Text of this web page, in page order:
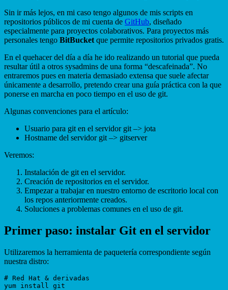
Sin ir más lejos, en mi caso tengo algunos de mis scripts en
repositorios públicos de mi cuenta de GitHub, diseñado
especialmente para proyectos colaborativos. Para proyectos más
personales tengo BitBucket que permite repositorios privados gratis.
En el quehacer del día a día he ido realizando un tutorial que pueda
resultar útil a otros sysadmins de una forma “descafeinada”. No
entraremos pues en materia demasiado extensa que suele afectar
únicamente a desarrollo, pretendo crear una guía práctica con la que
ponerse en marcha en poco tiempo en el uso de git.
Algunas convenciones para el artículo:
Usuario para git en el servidor git –> jota
Hostname del servidor git –> gitserver
Veremos:
Instalación de git en el servidor.
Creación de repositorios en el servidor.
Empezar a trabajar en nuestro entorno de escritorio local con
los repos anteriormente creados.
Soluciones a problemas comunes en el uso de git.
Primer paso: instalar Git en el servidor
Utilizaremos la herramienta de paquetería correspondiente según
nuestra distro:
# Red Hat & derivadas
yum install git